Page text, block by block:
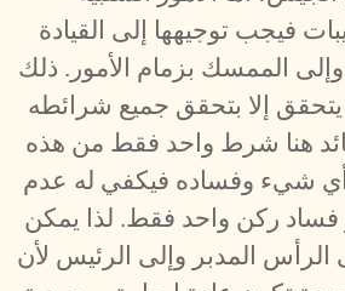
فيجب توجيهها إلى القيادة
الممسك بزمام الأمور. ذلك
إلا بتحقق جميع شرائطه
هنا شرط واحد فقط من هذه
أي شيء وفساده فيكفي له عدم
ركن واحد فقط. لذا يمكن
الرأس المدبر وإلى الرئيس لأن